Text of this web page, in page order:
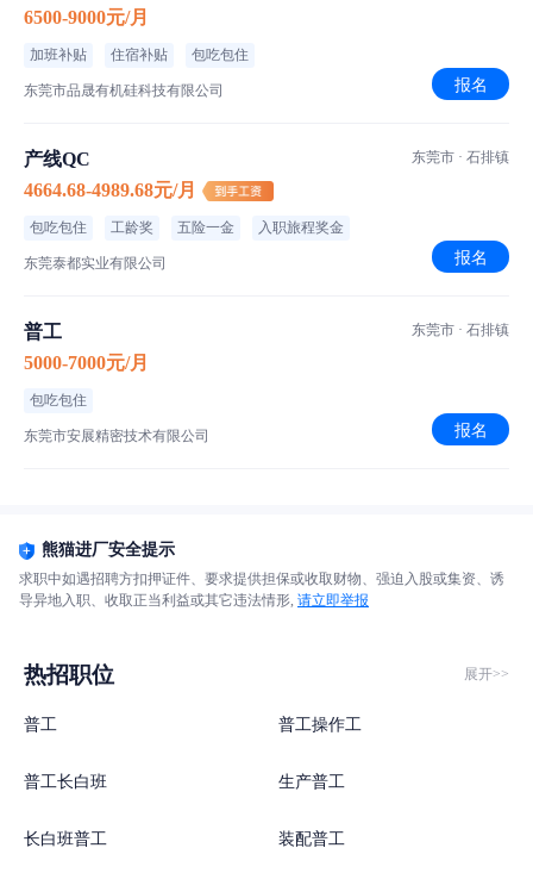
6500-9000元/月
加班补贴 住宿补贴 包吃包住
东莞市品晟有机硅科技有限公司 报名
产线QC
4664.68-4989.68元/月
包吃包住 工龄奖 五险一金 入职旅程奖金
东莞泰都实业有限公司
东莞市 · 石排镇
报名
普工
5000-7000元/月
包吃包住
东莞市安展精密技术有限公司
东莞市 · 石排镇
报名
熊猫进厂安全提示
求职中如遇招聘方扣押证件、要求提供担保或收取财物、强迫入股或集资、诱
导异地入职、收取正当利益或其它违法情形, 请立即举报
热招职位 展开>>
普工 普工操作工
普工长白班 生产普工
长白班普工 装配普工